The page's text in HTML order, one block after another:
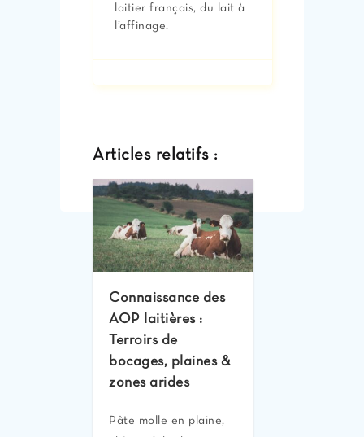
laitier français, du lait à
l’affinage.
Articles relatifs :
Connaissance des
AOP laitières :
Terroirs de
bocages, plaines &
zones arides
Pâte molle en plaine,